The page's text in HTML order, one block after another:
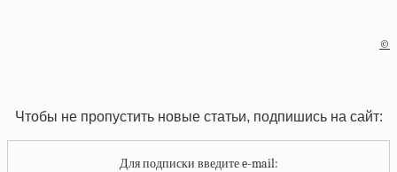
©
Чтобы не пропустить новые статьи, подпишись на сайт:
Для подписки введите e-mail: